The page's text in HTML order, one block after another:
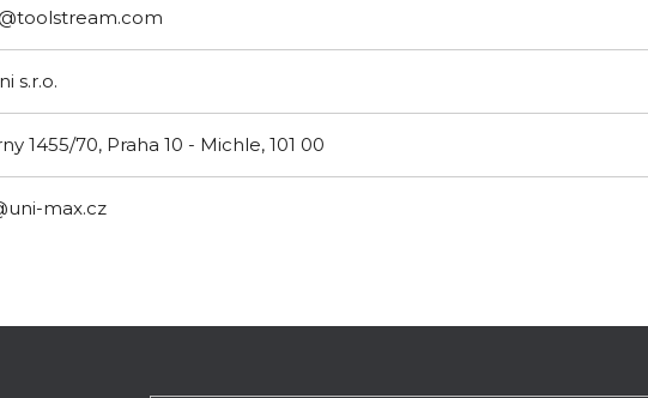
s.r.o.
1455/70, Praha 10 - Michle, 101 00
max.cz